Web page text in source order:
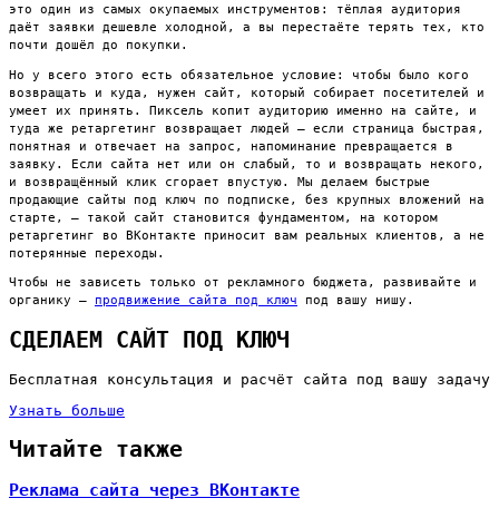
это один из самых окупаемых инструментов: тёплая аудитория
даёт заявки дешевле холодной, а вы перестаёте терять тех, кто
почти дошёл до покупки.
Но у всего этого есть обязательное условие: чтобы было кого
возвращать и куда, нужен сайт, который собирает посетителей и
умеет их принять. Пиксель копит аудиторию именно на сайте, и
туда же ретаргетинг возвращает людей — если страница быстрая,
понятная и отвечает на запрос, напоминание превращается в
заявку. Если сайта нет или он слабый, то и возвращать некого,
и возвращённый клик сгорает впустую. Мы делаем быстрые
продающие сайты под ключ по подписке, без крупных вложений на
старте, — такой сайт становится фундаментом, на котором
ретаргетинг во ВКонтакте приносит вам реальных клиентов, а не
потерянные переходы.
Чтобы не зависеть только от рекламного бюджета, развивайте и
органику — продвижение сайта под ключ под вашу нишу.
СДЕЛАЕМ САЙТ ПОД КЛЮЧ
Бесплатная консультация и расчёт сайта под вашу задачу
Узнать больше
Читайте также
Реклама сайта через ВКонтакте